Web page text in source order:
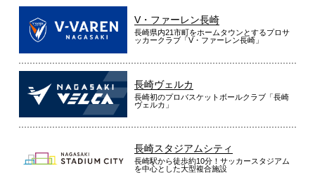
V・ファーレン長崎
長崎県内21市町をホームタウンとするプロサ
ッカークラブ「V・ファーレン長崎」
長崎ヴェルカ
長崎初のプロバスケットボールクラブ「長崎
ヴェルカ」
長崎スタジアムシティ
長崎駅から徒歩約10分！サッカースタジアム
を中心とした大型複合施設